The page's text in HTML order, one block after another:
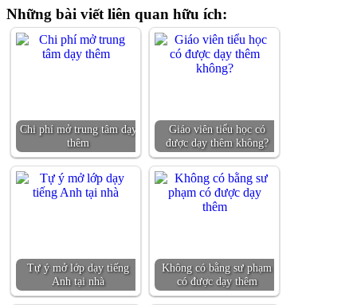
Những bài viết liên quan hữu ích:
Chi phí mở trung tâm dạy
thêm
Giáo viên tiểu học có
được dạy thêm không?
Tự ý mở lớp dạy tiếng
Anh tại nhà
Không có bằng sư phạm
có được dạy thêm